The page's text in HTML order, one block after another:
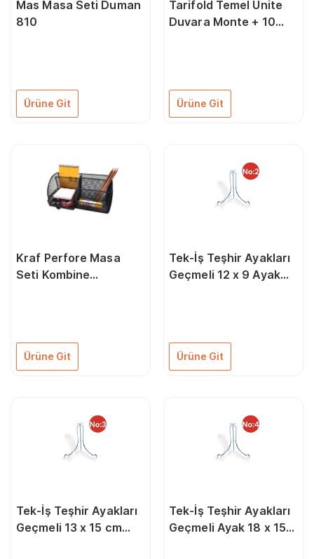
Mas Masa Seti Duman
810
Ürüne Git
Tarifold Temel Ünite
Duvara Monte + 10
Ürüne Git
Kraf Perfore Masa
Seti Kombine
Ürüne Git
Tek-İş Teşhir Ayakları
Geçmeli 12 x 9 Ayak
Ürüne Git
Tek-İş Teşhir Ayakları
Geçmeli 13 x 15 cm
Tek-İş Teşhir Ayakları
Geçmeli Ayak 18 x 15